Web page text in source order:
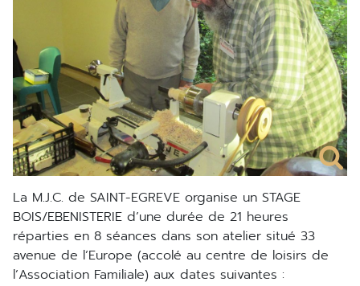
La M.J.C. de SAINT-EGREVE organise un STAGE
BOIS/EBENISTERIE d’une durée de 21 heures
réparties en 8 séances dans son atelier situé 33
avenue de l’Europe (accolé au centre de loisirs de
l’Association Familiale) aux dates suivantes :